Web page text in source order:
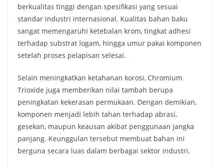
berkualitas tinggi dengan spesifikasi yang sesuai
standar industri internasional. Kualitas bahan baku
sangat memengaruhi ketebalan krom, tingkat adhesi
terhadap substrat logam, hingga umur pakai komponen
setelah proses pelapisan selesai.
Selain meningkatkan ketahanan korosi, Chromium
Trioxide juga memberikan nilai tambah berupa
peningkatan kekerasan permukaan. Dengan demikian,
komponen menjadi lebih tahan terhadap abrasi,
gesekan, maupun keausan akibat penggunaan jangka
panjang. Keunggulan tersebut membuat bahan ini
berguna secara luas dalam berbagai sektor industri.